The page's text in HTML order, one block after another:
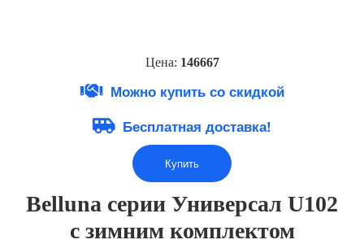
Цена: 146667
Можно купить со скидкой
Бесплатная доставка!
Купить
Belluna серии Универсал U102
с зимним комплектом